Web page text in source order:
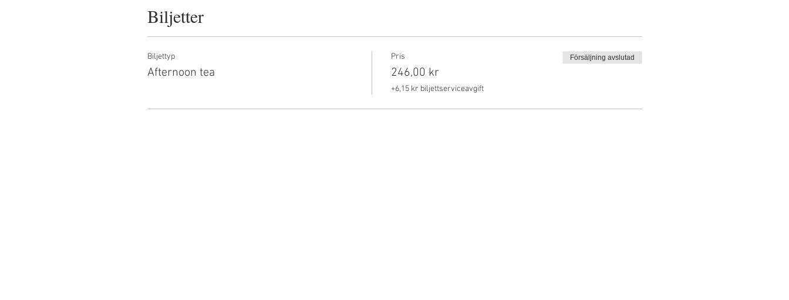
Biljetter
Biljettyp
Afternoon tea
Pris
246,00 kr
+6,15 kr biljettserviceavgift
Försäljning avslutad